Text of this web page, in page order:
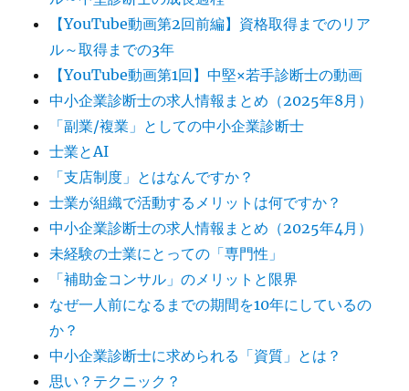
【YouTube動画第2回前編】資格取得までのリア
ル～取得までの3年
【YouTube動画第1回】中堅×若手診断士の動画
中小企業診断士の求人情報まとめ（2025年8月）
「副業/複業」としての中小企業診断士
士業とAI
「支店制度」とはなんですか？
士業が組織で活動するメリットは何ですか？
中小企業診断士の求人情報まとめ（2025年4月）
未経験の士業にとっての「専門性」
「補助金コンサル」のメリットと限界
なぜ一人前になるまでの期間を10年にしているの
か？
中小企業診断士に求められる「資質」とは？
思い？テクニック？